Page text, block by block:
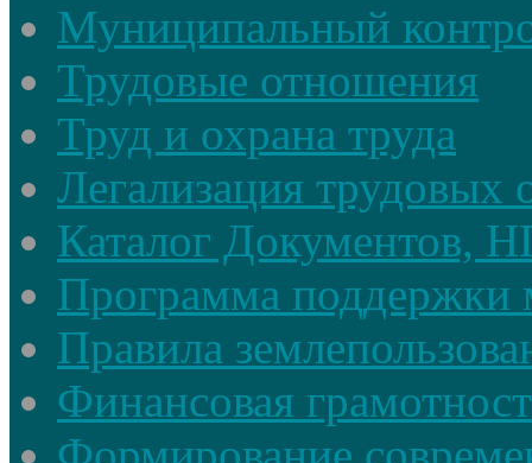
Муниципальный
Трудовые отношения
Труд и охрана труда
Легализация трудовых
Каталог Документов,
Программа поддержки
Правила
Финансовая